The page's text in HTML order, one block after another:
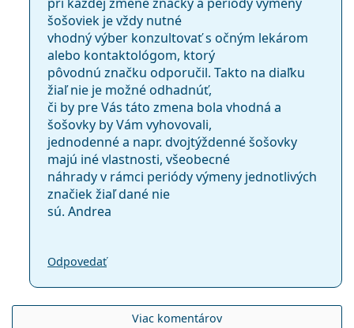
šošoviek je vždy nutné
vhodný výber konzultovať s očným lekárom
alebo kontaktológom, ktorý
pôvodnú značku odporučil. Takto na diaľku
žiaľ nie je možné odhadnúť,
či by pre Vás táto zmena bola vhodná a
šošovky by Vám vyhovovali,
jednodenné a napr. dvojtýždenné šošovky
majú iné vlastnosti, všeobecné
náhrady v rámci periódy výmeny jednotlivých
značiek žiaľ dané nie
sú. Andrea
Odpovedať
Viac komentárov